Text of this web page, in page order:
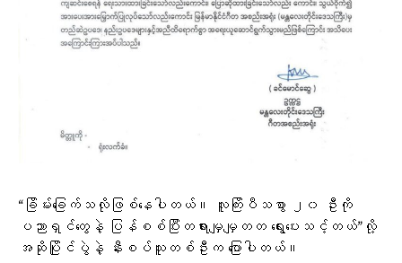
“ခြိမ်းခြေက်သလိုဖြစ်နေပါတယ်။ လူကြိးပီသစွာ ၂၀ ဦးကို
ပညာရှင်တွေနဲ့ ပြန်စစ်ပြီးတရားမျှမျှတတ ရွေးပေးသင့်တယ်”လို့
အဆိုပြိုင်ပွဲနဲ့ နီးစပ်သူတစ်ဦးက ပြောပါတယ်။